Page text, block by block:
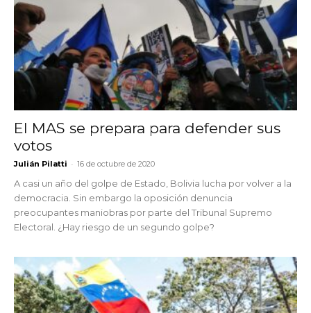
El MAS se prepara para defender sus
votos
Julián Pilatti - 16 de octubre de 2020
A casi un año del golpe de Estado, Bolivia lucha por volver a la
democracia. Sin embargo la oposición denuncia
preocupantes maniobras por parte del Tribunal Supremo
Electoral. ¿Hay riesgo de un segundo golpe?